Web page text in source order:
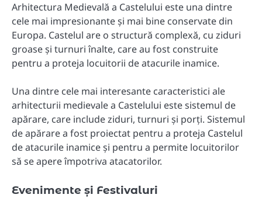
Arhitectura Medievală a Castelului este una dintre
cele mai impresionante și mai bine conservate din
Europa. Castelul are o structură complexă, cu ziduri
groase și turnuri înalte, care au fost construite
pentru a proteja locuitorii de atacurile inamice.
Una dintre cele mai interesante caracteristici ale
arhitecturii medievale a Castelului este sistemul de
apărare, care include ziduri, turnuri și porți. Sistemul
de apărare a fost proiectat pentru a proteja Castelul
de atacurile inamice și pentru a permite locuitorilor
să se apere împotriva atacatorilor.
Evenimente și Festivaluri